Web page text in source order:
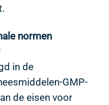
normen
in de
GMP-
de eisen voor